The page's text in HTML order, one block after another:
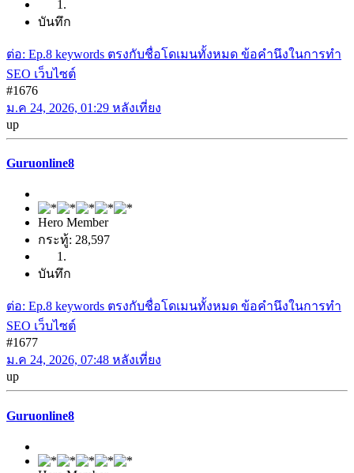
บันทึก
ต่อ: Ep.8 keywords ตรงกับชื่อโดเมนทั้งหมด ข้อคำนึงในการทำ
SEO เว็บไซต์
#1676
ม.ค 24, 2026, 01:29 หลังเที่ยง
up
Guruonline8
Hero Member
กระทู้: 28,597
บันทึก
ต่อ: Ep.8 keywords ตรงกับชื่อโดเมนทั้งหมด ข้อคำนึงในการทำ
SEO เว็บไซต์
#1677
ม.ค 24, 2026, 07:48 หลังเที่ยง
up
Guruonline8